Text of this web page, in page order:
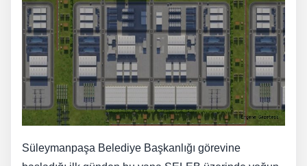
Süleymanpaşa Belediye Başkanlığı görevine